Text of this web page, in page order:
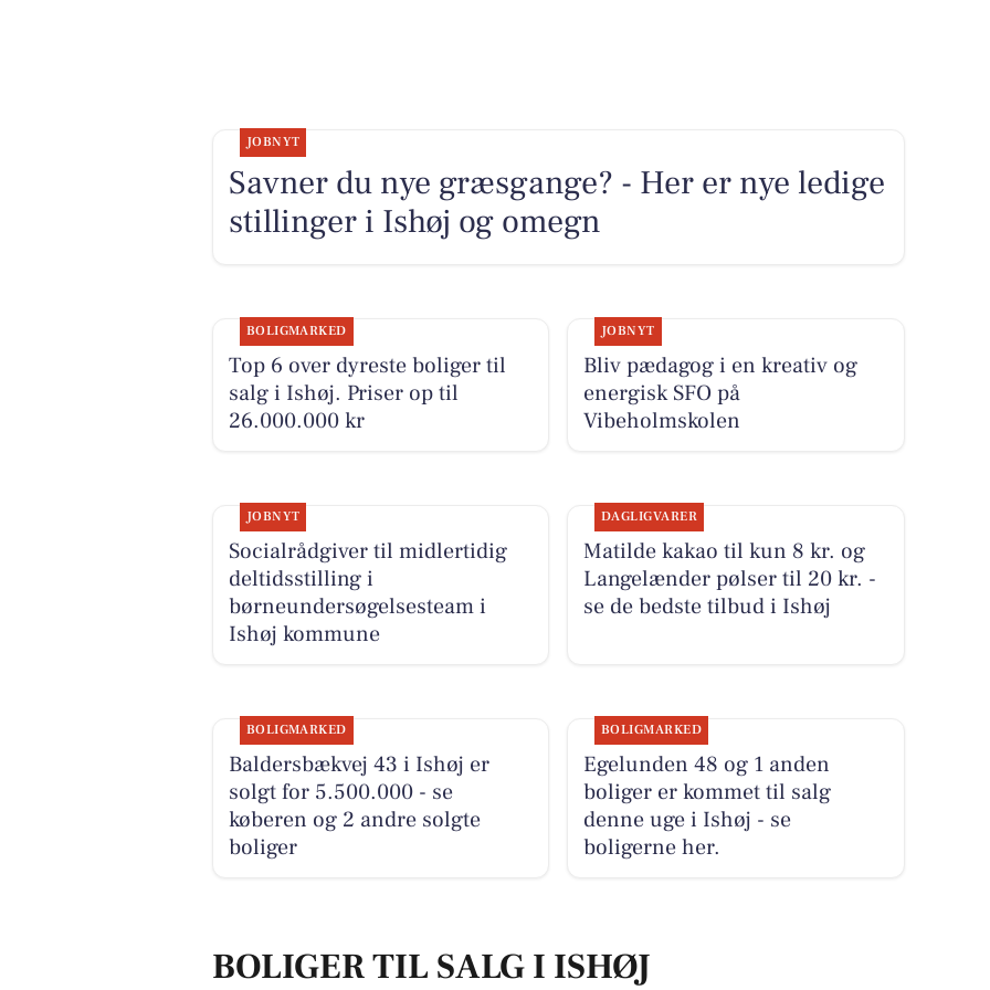
JOBNYT
Savner du nye græsgange? - Her er nye ledige
stillinger i Ishøj og omegn
BOLIGMARKED
Top 6 over dyreste boliger til
salg i Ishøj. Priser op til
26.000.000 kr
JOBNYT
Bliv pædagog i en kreativ og
energisk SFO på
Vibeholmskolen
JOBNYT
Socialrådgiver til midlertidig
deltidsstilling i
børneundersøgelsesteam i
Ishøj kommune
DAGLIGVARER
Matilde kakao til kun 8 kr. og
Langelænder pølser til 20 kr. -
se de bedste tilbud i Ishøj
BOLIGMARKED
Baldersbækvej 43 i Ishøj er
solgt for 5.500.000 - se
køberen og 2 andre solgte
boliger
BOLIGMARKED
Egelunden 48 og 1 anden
boliger er kommet til salg
denne uge i Ishøj - se
boligerne her.
BOLIGER TIL SALG I ISHØJ